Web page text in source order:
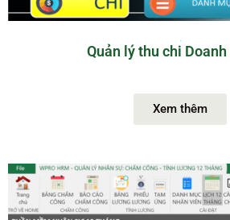
Quản lý thu chi
Xem thêm